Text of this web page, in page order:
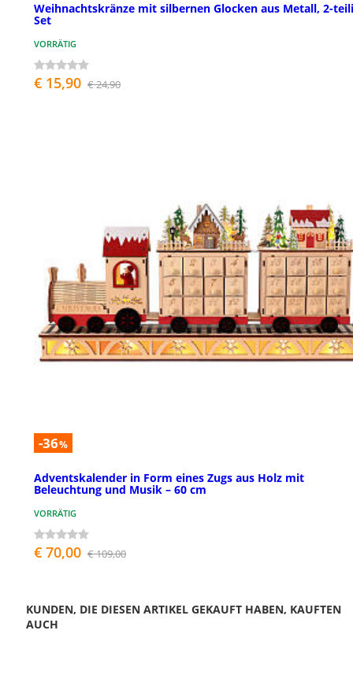
Weihnachtskränze mit silbernen Glocken aus Metall, 2-
Set
VORRÄTIG
€ 15,90 € 24,90
-36%
Adventskalender in Form eines Zugs aus Holz mit
Beleuchtung und Musik – 60 cm
VORRÄTIG
€ 70,00 € 109,00
KUNDEN, DIE DIESEN ARTIKEL GEKAUFT HABEN, KAUFTEN
AUCH